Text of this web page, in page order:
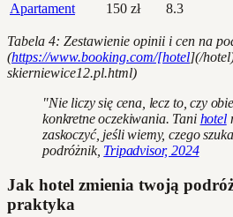
Apartament
150 zł 8.3
Tabela 4: Zestawienie opinii i cen na
(https://www.booking.com/[hotel](/
skierniewice12.pl.html)
"Nie liczy się cena, lecz to, czy
konkretne oczekiwania. Tani hotel
zaskoczyć, jeśli wiemy, czego
podróżnik, Tripadvisor, 2024
Jak hotel zmienia twoją
praktyka